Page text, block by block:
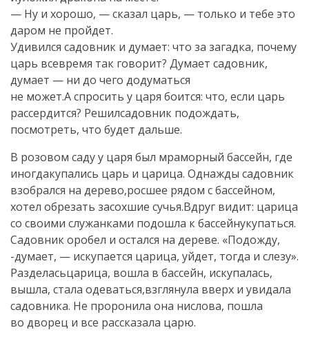
— Ну и хорошо, — сказал царь, — только и тебе это
даром не пройдет.
Удивился садовник и думает: что за загадка, почему
царь всевремя так говорит? Думает садовник,
думает — ни до чего додуматься
не может.А спросить у царя боится: что, если царь
рассердится? Решилсадовник подождать,
посмотреть, что будет дальше.
В розовом саду у царя был мраморный бассейн, где
иногдакупались царь и царица. Однажды садовник
взобрался на дерево,росшее рядом с бассейном,
хотел обрезать засохшие сучья.Вдруг видит: царица
со своими служанками подошла к бассейнукупаться.
Садовник оробел и остался на дереве. «Подожду,
-думает, — искупается царица, уйдет, тогда и слезу».
Разделасьцарица, вошла в бассейн, искупалась,
вышла, стала одеваться,взглянула вверх и увидала
садовника. Не проронила она нислова, пошла
во дворец и все рассказала царю.